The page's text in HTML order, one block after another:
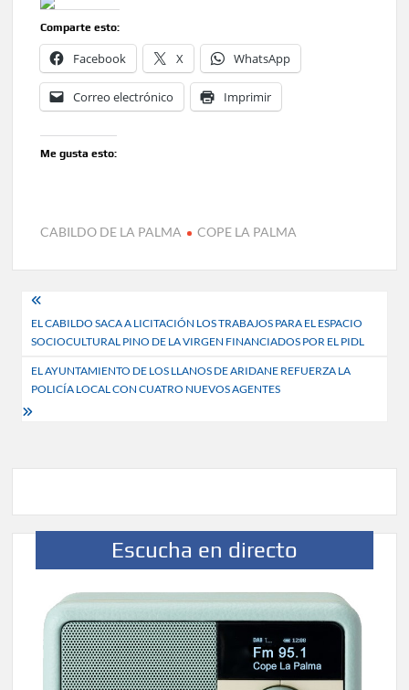
Comparte esto:
Facebook X WhatsApp
Correo electrónico Imprimir
Me gusta esto:
CABILDO DE LA PALMA COPE LA PALMA
Navegación
de
entradas
EL CABILDO SACA A LICITACIÓN LOS TRABAJOS PARA EL ESPACIO
SOCIOCULTURAL PINO DE LA VIRGEN FINANCIADOS POR EL PIDL
EL AYUNTAMIENTO DE LOS LLANOS DE ARIDANE REFUERZA LA
POLICÍA LOCAL CON CUATRO NUEVOS AGENTES
Escucha en directo